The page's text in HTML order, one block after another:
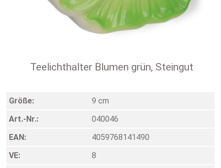
Teelichthalter Blumen grün, Steingut
Größe:
9 cm
Art.-Nr.:
040046
EAN:
4059768141490
VE:
8